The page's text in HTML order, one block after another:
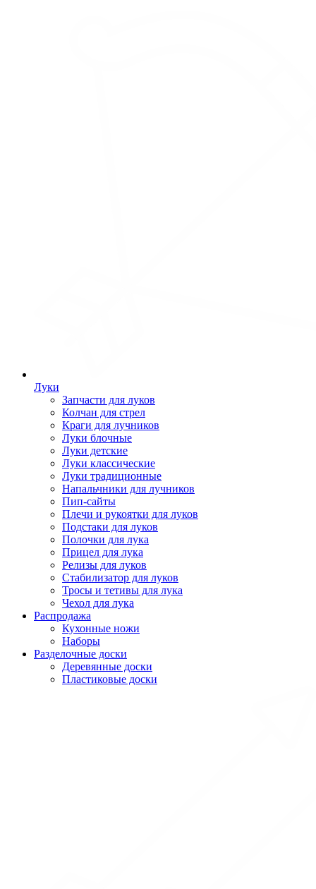
Луки
Запчасти для луков
Колчан для стрел
Краги для лучников
Луки блочные
Луки детские
Луки классические
Луки традиционные
Напальчники для лучников
Пип-сайты
Плечи и рукоятки для луков
Подстаки для луков
Полочки для лука
Прицел для лука
Релизы для луков
Стабилизатор для луков
Тросы и тетивы для лука
Чехол для лука
Распродажа
Кухонные ножи
Наборы
Разделочные доски
Деревянные доски
Пластиковые доски